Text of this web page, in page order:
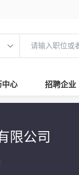
中心 招聘企业
限公司